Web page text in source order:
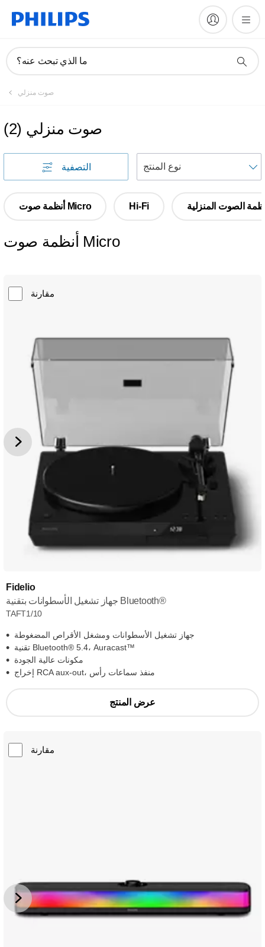
ما الذي تبحث عنه؟
صوت منزلي
صوت منزلي (
2
)
التصفية
أنظمة صوت Micro Hi-Fi الصوت المنزلية
أنظمة صوت Micro
مقارنة
Fidelio
جهاز تشغيل الأسطوانات بتقنية Bluetooth®‎
TAFT1/10
جهاز تشغيل الأسطوانات ومشغل الأقراص المضغوطة
تقنية Bluetooth®‎ 5.4، ‏Auracast™‎
مكونات عالية الجودة
إخراج RCA aux-out، منفذ سماعات رأس
عرض المنتج
مقارنة